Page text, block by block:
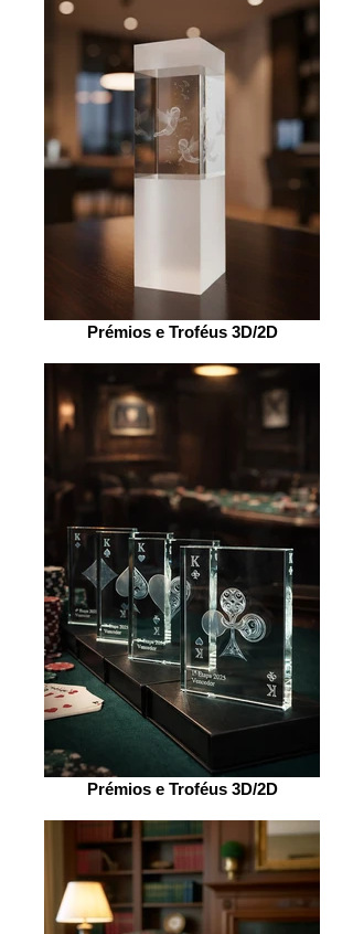
Prémios e Troféus 3D/2D
Prémios e Troféus 3D/2D